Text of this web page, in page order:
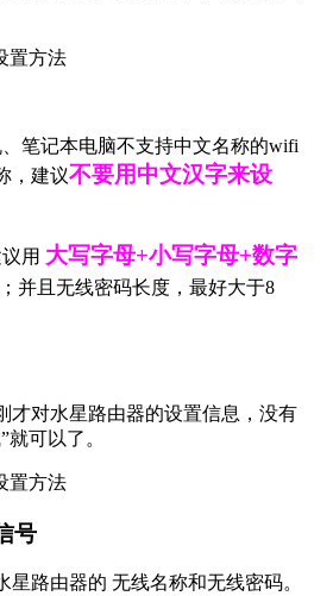
、笔记本电脑不支持中文名称的wifi
，建议不要用中文汉字来设
用 大写字母+小写字母+数字
并且无线密码长度，最好大于8
才对水星路由器的设置信息，没有
可以了。
号
星路由器的 无线名称和无线密码。